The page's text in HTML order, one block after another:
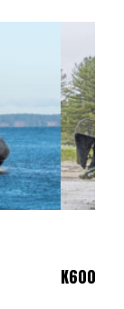
K600